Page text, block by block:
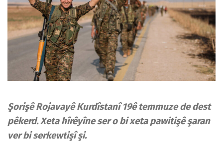
Şorişê Rojavayê Kurdîstanî 19ê temmuze de dest
pêkerd. Xeta hîrêyîne ser o bi xeta pawitişê şaran
ver bi serkewtişî şi.